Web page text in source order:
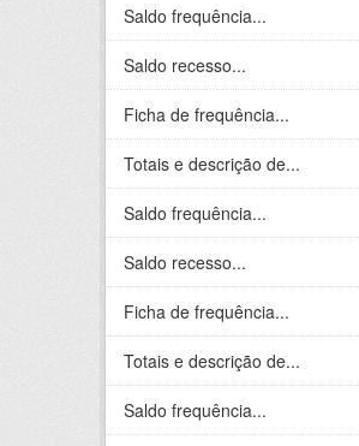
Saldo frequência...
Saldo recesso...
Ficha de frequência...
Totais e descrição de...
Saldo frequência...
Saldo recesso...
Ficha de frequência...
Totais e descrição de...
Saldo frequência...